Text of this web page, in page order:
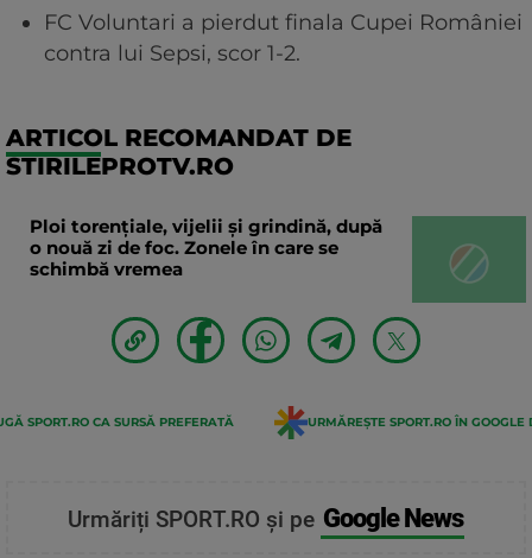
FC Voluntari a pierdut finala Cupei României
contra lui Sepsi, scor 1-2.
ARTICOL RECOMANDAT DE
STIRILEPROTV.RO
Ploi torențiale, vijelii și grindină, după
o nouă zi de foc. Zonele în care se
schimbă vremea
SPORT.RO CA SURSĂ PREFERATĂ URMĂREȘTE SPORT.RO ÎN GOOGLE
Urmăriți SPORT.RO și pe Google News